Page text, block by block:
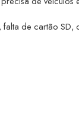
de cartão